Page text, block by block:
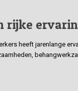
rijke
heeft jarenlange